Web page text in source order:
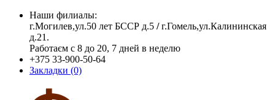
Наши филиалы:
г.Могилев,ул.50 лет БССР д.5 /г.Гомель,ул.Калининская
д.21.
Работаєм с 8 до 20, 7 дней в неделю
+375 33-900-50-64
Закладки (0)